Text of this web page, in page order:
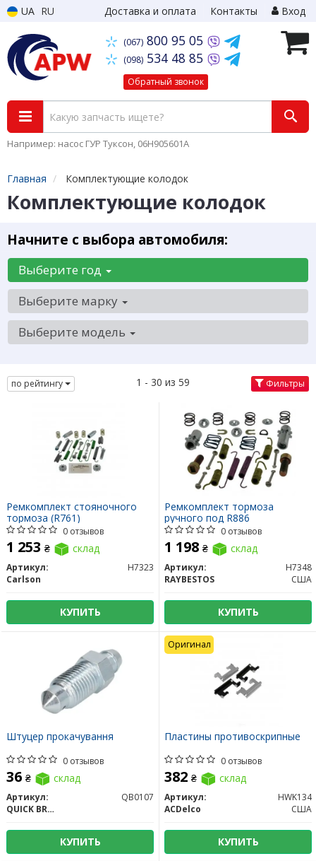
UA RU Доставка и оплата Контакты Вход
(067) 800 95 05
(098) 534 48 85
Обратный звонок
Например: насос ГУР Туксон, 06H905601A
Главная Комплектующие колодок
Комплектующие колодок
Начните с выбора автомобиля:
Выберите год
Выберите марку
Выберите модель
по рейтингу 1 - 30 из 59 Фильтры
Ремкомплект стояночного
тормоза (R761)
0 отзывов
1 253 ₴ склад
Артикул:
H7323
Carlson
КУПИТЬ
Ремкомплект тормоза
ручного под R886
0 отзывов
1 198 ₴ склад
Артикул:
H7348
RAYBESTOS
США
КУПИТЬ
Штуцер прокачування
0 отзывов
36 ₴ склад
Артикул:
QB0107
QUICK BRAKE
КУПИТЬ
Пластины противоскрипные
0 отзывов
382 ₴ склад
Артикул:
HWK134
ACDelco
США
КУПИТЬ
Оригинал